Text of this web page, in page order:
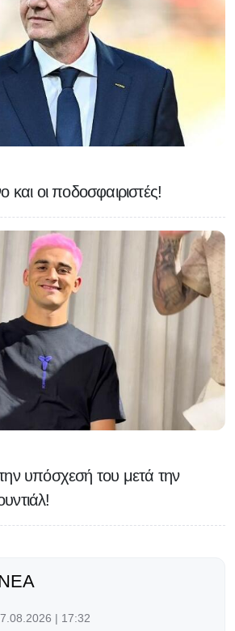
και οι ποδοσφαιριστές!
υπόσχεσή του μετά την
| 17:32